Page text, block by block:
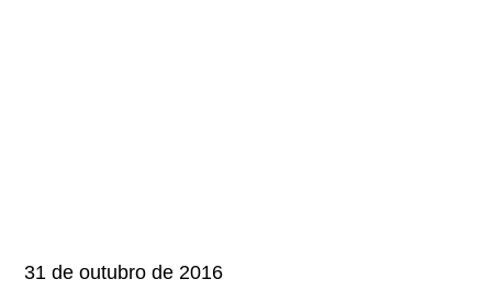
31 de outubro de 2016